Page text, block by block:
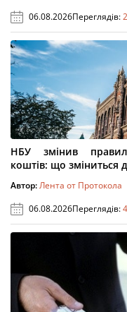
06.08.2026Переглядів:
НБУ змінив
коштів: що зміниться
Автор:Лента от Протокола
06.08.2026Переглядів: